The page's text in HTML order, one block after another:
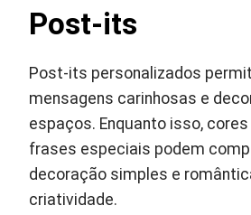
Post-its
Post-its personalizados
mensagens carinhosas e
espaços. Enquanto isso,
frases especiais podem
decoração simples e
criatividade.